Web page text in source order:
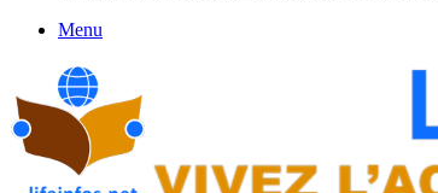
Menu